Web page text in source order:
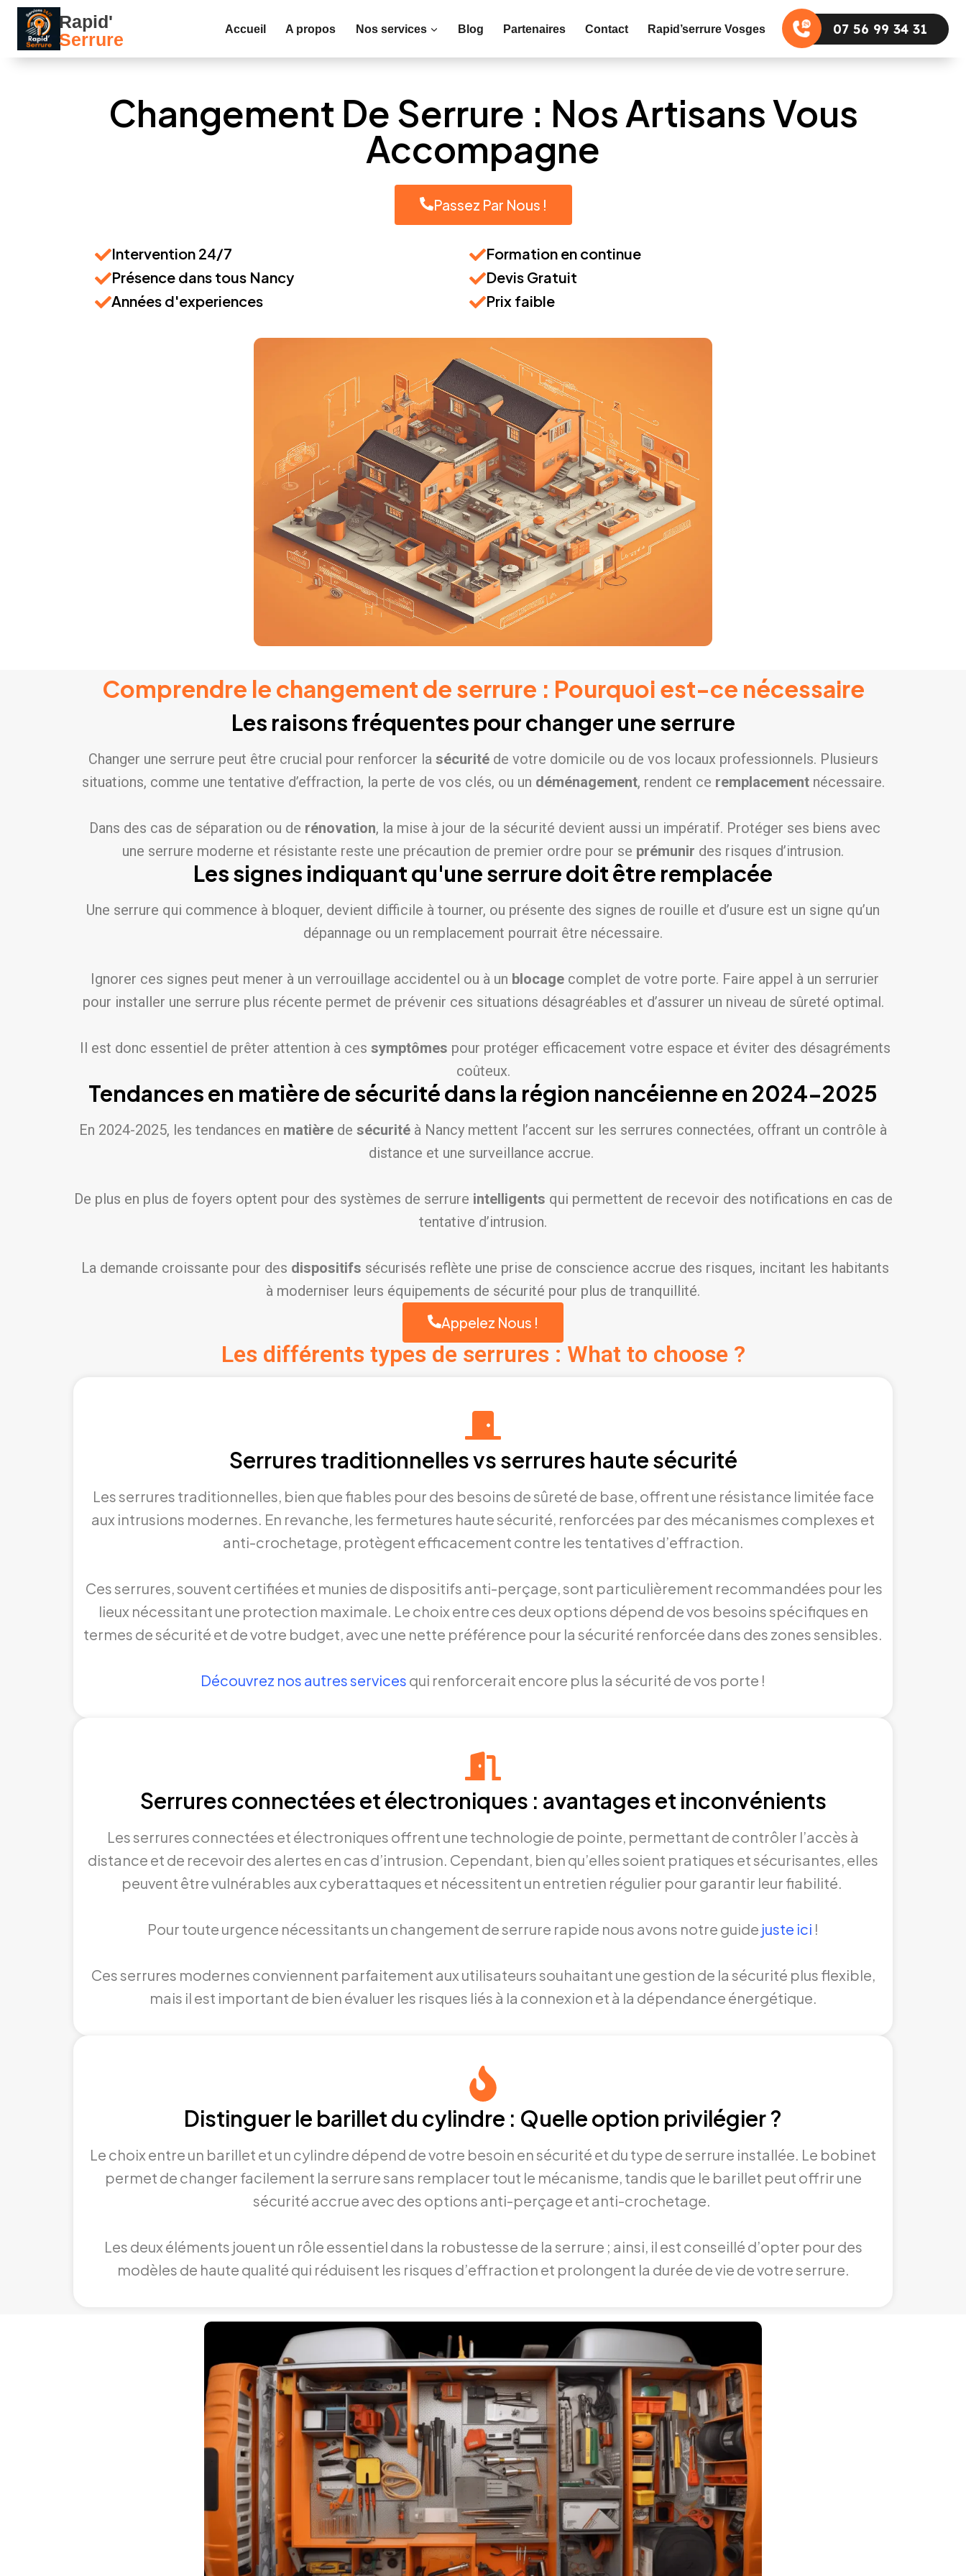
Accueil A propos Nos services Blog Partenaires Contact Rapid’serrure Vosges 07 56 99 34 31
Changement De Serrure : Nos Artisans Vous
Accompagne
Passez Par Nous !
Intervention 24/7
Présence dans tous Nancy
Années d'experiences
Formation en continue
Devis Gratuit
Prix faible
Comprendre le changement de serrure : Pourquoi est-ce nécessaire
Les raisons fréquentes pour changer une serrure
Changer une serrure peut être crucial pour renforcer la sécurité de votre domicile ou de vos locaux professionnels. Plusieurs
situations, comme une tentative d’effraction, la perte de vos clés, ou un déménagement, rendent ce remplacement nécessaire.
Dans des cas de séparation ou de rénovation, la mise à jour de la sécurité devient aussi un impératif. Protéger ses biens avec
une serrure moderne et résistante reste une précaution de premier ordre pour se prémunir des risques d’intrusion.
Les signes indiquant qu'une serrure doit être remplacée
Une serrure qui commence à bloquer, devient difficile à tourner, ou présente des signes de rouille et d’usure est un signe qu’un
dépannage ou un remplacement pourrait être nécessaire.
Ignorer ces signes peut mener à un verrouillage accidentel ou à un blocage complet de votre porte. Faire appel à un serrurier
pour installer une serrure plus récente permet de prévenir ces situations désagréables et d’assurer un niveau de sûreté optimal.
Il est donc essentiel de prêter attention à ces symptômes pour protéger efficacement votre espace et éviter des désagréments
coûteux.
Tendances en matière de sécurité dans la région nancéienne en 2024-2025
En 2024-2025, les tendances en matière de sécurité à Nancy mettent l’accent sur les serrures connectées, offrant un contrôle à
distance et une surveillance accrue.
De plus en plus de foyers optent pour des systèmes de serrure intelligents qui permettent de recevoir des notifications en cas de
tentative d’intrusion.
La demande croissante pour des dispositifs sécurisés reflète une prise de conscience accrue des risques, incitant les habitants
à moderniser leurs équipements de sécurité pour plus de tranquillité.
Appelez Nous !
Les différents types de serrures : What to choose ?
Serrures traditionnelles vs serrures haute sécurité
Les serrures traditionnelles, bien que fiables pour des besoins de sûreté de base, offrent une résistance limitée face
aux intrusions modernes. En revanche, les fermetures haute sécurité, renforcées par des mécanismes complexes et
anti-crochetage, protègent efficacement contre les tentatives d’effraction.
Ces serrures, souvent certifiées et munies de dispositifs anti-perçage, sont particulièrement recommandées pour les
lieux nécessitant une protection maximale. Le choix entre ces deux options dépend de vos besoins spécifiques en
termes de sécurité et de votre budget, avec une nette préférence pour la sécurité renforcée dans des zones sensibles.
Découvrez nos autres services qui renforcerait encore plus la sécurité de vos porte !
Serrures connectées et électroniques : avantages et inconvénients
Les serrures connectées et électroniques offrent une technologie de pointe, permettant de contrôler l’accès à
distance et de recevoir des alertes en cas d’intrusion. Cependant, bien qu’elles soient pratiques et sécurisantes, elles
peuvent être vulnérables aux cyberattaques et nécessitent un entretien régulier pour garantir leur fiabilité.
Pour toute urgence nécessitants un changement de serrure rapide nous avons notre guide juste ici !
Ces serrures modernes conviennent parfaitement aux utilisateurs souhaitant une gestion de la sécurité plus flexible,
mais il est important de bien évaluer les risques liés à la connexion et à la dépendance énergétique.
Distinguer le barillet du cylindre : Quelle option privilégier ?
Le choix entre un barillet et un cylindre dépend de votre besoin en sécurité et du type de serrure installée. Le bobinet
permet de changer facilement la serrure sans remplacer tout le mécanisme, tandis que le barillet peut offrir une
sécurité accrue avec des options anti-perçage et anti-crochetage.
Les deux éléments jouent un rôle essentiel dans la robustesse de la serrure ; ainsi, il est conseillé d’opter pour des
modèles de haute qualité qui réduisent les risques d’effraction et prolongent la durée de vie de votre serrure.